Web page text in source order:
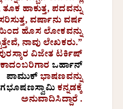
ತೂಕ ಹಾಕುತ್ತ, ಪದವನ್ನು
ವರ್ಷಾನು ವರ್ಷ
ಹೊಸ ಲೋಕವನ್ನು
ನಾವು ಲೇಖಕರು.”
ವಿಜೇತ ಟರ್ಕಿಷ್
ಕಾದಂಬರಿಗಾರಒರ್ಹಾನ್
ಪಾಮುಕ್ಭಾಷಣವನ್ನು
ಕನ್ನಡಕ್ಕೆ
ಅನುವಾದಿಸಿದ್ದಾರೆ .